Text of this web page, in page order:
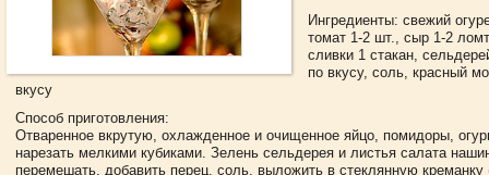
Ингредиенты: свежий
томат 1-2 шт., сыр 1-2
сливки 1 стакан,
по вкусу, соль, красный
вкусу
Способ приготовления:
Отваренное вкрутую, охлажденное и очищенное яйцо, помидоры,
нарезать мелкими кубиками. Зелень сельдерея и листья салата
перемешать, добавить перец, соль, выложить в стеклянную